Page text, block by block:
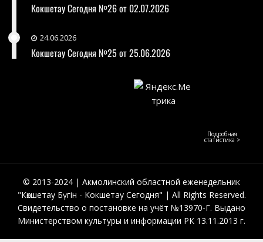
Кокшетау Сегодня №26 от 02.07.2026
24.06.2026
Кокшетау Сегодня №25 от 25.06.2026
Подробная
статистика >
© 2013-2024 | Акмолинский областной еженедельник
"Көкшетау Бүгін - Кокшетау Сегодня" | All Rights Reserved.
Свидетельство о постановке на учёт №13970-Г. Выдано
Министерством культуры и информации РК 13.11.2013 г.